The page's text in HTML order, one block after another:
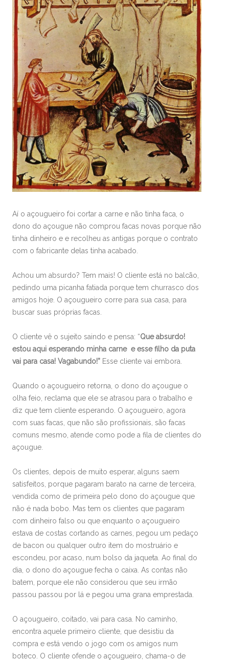
Aí o açougueiro foi cortar a carne e não tinha faca, o
dono do açougue não comprou facas novas porque não
tinha dinheiro e e recolheu as antigas porque o contrato
com o fabricante delas tinha acabado.
Achou um absurdo? Tem mais! O cliente está no balcão,
pedindo uma picanha fatiada porque tem churrasco dos
amigos hoje. O açougueiro corre para sua casa, para
buscar suas próprias facas.
O cliente vê o sujeito saindo e pensa: “Que absurdo!
estou aqui esperando minha carne e esse filho da puta
vai para casa! Vagabundo!” Esse cliente vai embora.
Quando o açougueiro retorna, o dono do açougue o
olha feio, reclama que ele se atrasou para o trabalho e
diz que tem cliente esperando. O açougueiro, agora
com suas facas, que não são profissionais, são facas
comuns mesmo, atende como pode a fila de clientes do
açougue.
Os clientes, depois de muito esperar, alguns saem
satisfeitos, porque pagaram barato na carne de terceira,
vendida como de primeira pelo dono do açougue que
não é nada bobo. Mas tem os clientes que pagaram
com dinheiro falso ou que enquanto o açougueiro
estava de costas cortando as carnes, pegou um pedaço
de bacon ou qualquer outro item do mostruário e
escondeu, por acaso, num bolso da jaqueta. Ao final do
dia, o dono do açougue fecha o caixa. As contas não
batem, porque ele não considerou que seu irmão
passou passou por lá e pegou uma grana emprestada.
O açougueiro, coitado, vai para casa. No caminho,
encontra aquele primeiro cliente, que desistiu da
compra e está vendo o jogo com os amigos num
boteco. O cliente ofende o açougueiro, chama-o de